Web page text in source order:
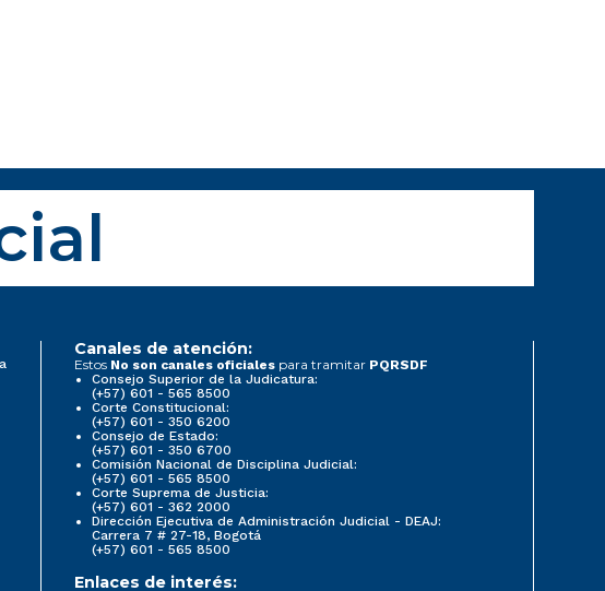
Canales de atención:
Estos No son canales oficiales para tramitar PQRSDF
Consejo Superior de la Judicatura:
(+57) 601 - 565 8500
Corte Constitucional:
(+57) 601 - 350 6200
Consejo de Estado:
(+57) 601 - 350 6700
Comisión Nacional de Disciplina Judicial:
(+57) 601 - 565 8500
Corte Suprema de Justicia:
(+57) 601 - 362 2000
Dirección Ejecutiva de Administración Judicial - DEAJ:
Carrera 7 # 27-18, Bogotá
(+57) 601 - 565 8500
Enlaces de interés: